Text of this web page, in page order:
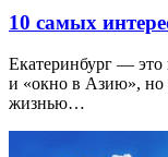
10 самых
Екатеринбург — это
и «окно в Азию», но
жизнью…